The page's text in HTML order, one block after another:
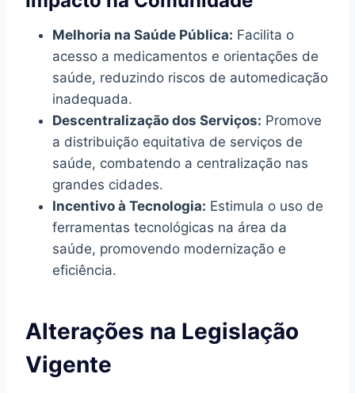
Melhoria na Saúde Pública: Facilita o
acesso a medicamentos e orientações de
saúde, reduzindo riscos de automedicação
inadequada.
Descentralização dos Serviços: Promove
a distribuição equitativa de serviços de
saúde, combatendo a centralização nas
grandes cidades.
Incentivo à Tecnologia: Estimula o uso de
ferramentas tecnológicas na área da
saúde, promovendo modernização e
eficiência.
Alterações na Legislação
Vigente